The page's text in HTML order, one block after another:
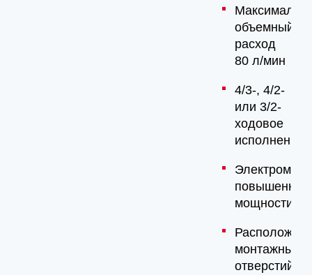
объемный
расход
80 л/мин
4/3-, 4/2-
или 3/2-
ходовое
исполнение
повышенной
мощности
монтажных
отверстий